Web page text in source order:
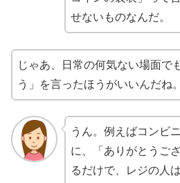
せないものなんだ。
じゃあ、日常の何気ない場面で
う」を言ったほうがいいんだね。
うん。例えばコンビ
に、「ありがとうご
るだけで、レジの人